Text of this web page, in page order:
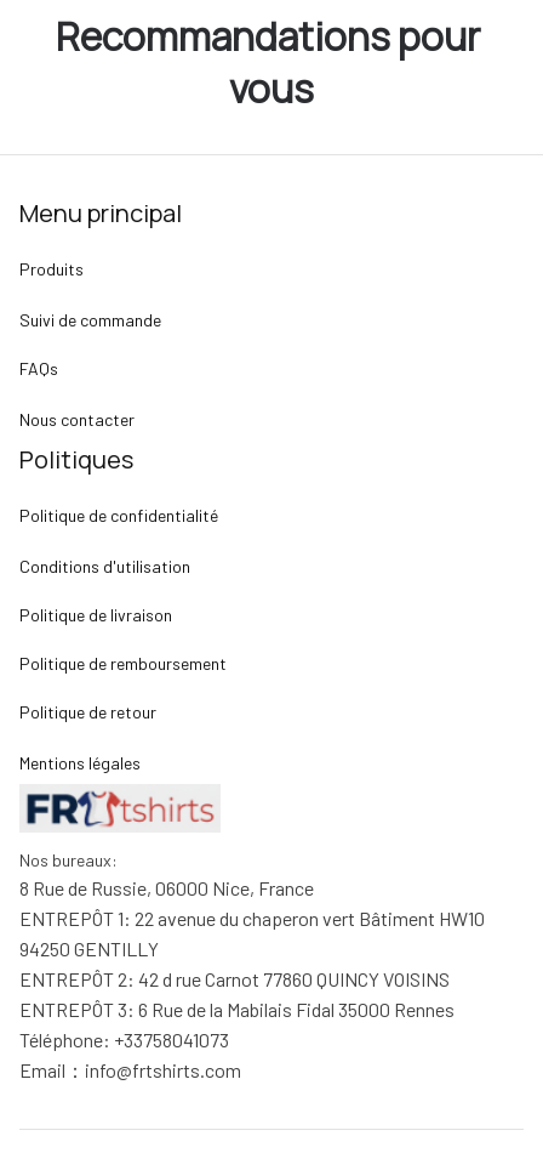
Recommandations pour
vous
Menu principal
Produits
Suivi de commande
FAQs
Nous contacter
Politiques
Politique de confidentialité
Conditions d'utilisation
Politique de livraison
Politique de remboursement
Politique de retour
Mentions légales
Nos bureaux:
8 Rue de Russie, 06000 Nice, France
ENTREPÔT 1: 22 avenue du chaperon vert Bâtiment HW10
94250 GENTILLY
ENTREPÔT 2: 42 d rue Carnot 77860 QUINCY VOISINS
ENTREPÔT 3: 6 Rue de la Mabilais Fidal 35000 Rennes
Téléphone: +33758041073
Email： info@frtshirts.com